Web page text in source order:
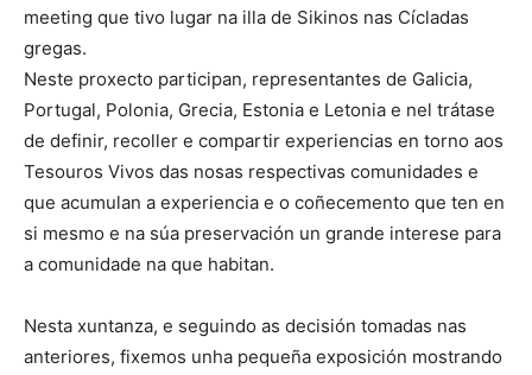
meeting que tivo lugar na illa de Sikinos nas Cícladas
gregas.
Neste proxecto participan, representantes de Galicia,
Portugal, Polonia, Grecia, Estonia e Letonia e nel trátase
de definir, recoller e compartir experiencias en torno aos
Tesouros Vivos das nosas respectivas comunidades e
que acumulan a experiencia e o coñecemento que ten en
si mesmo e na súa preservación un grande interese para
a comunidade na que habitan.
Nesta xuntanza, e seguindo as decisión tomadas nas
anteriores, fixemos unha pequeña exposición mostrando